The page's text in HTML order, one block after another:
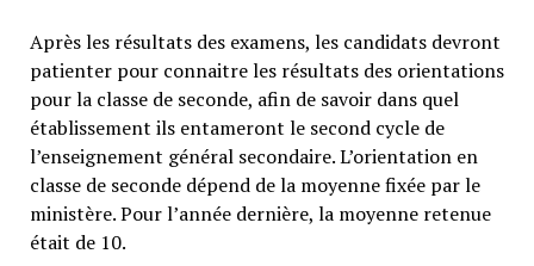
Après les résultats des examens, les candidats devront
patienter pour connaitre les résultats des orientations
pour la classe de seconde, afin de savoir dans quel
établissement ils entameront le second cycle de
l’enseignement général secondaire. L’orientation en
classe de seconde dépend de la moyenne fixée par le
ministère. Pour l’année dernière, la moyenne retenue
était de 10.